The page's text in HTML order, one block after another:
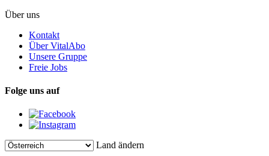
Über uns
Kontakt
Über VitalAbo
Unsere Gruppe
Freie Jobs
Folge uns auf
Land ändern